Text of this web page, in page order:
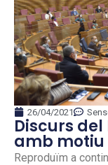
26/04/2021
Discurs
amb motiu
Reproduïm a